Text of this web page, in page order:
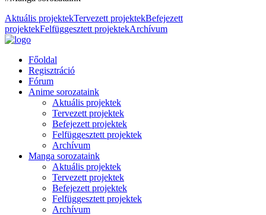
Aktuális projektekTervezett projektekBefejezett
projektekFelfüggesztett projektekArchívum
Főoldal
Regisztráció
Fórum
Anime sorozataink
Aktuális projektek
Tervezett projektek
Befejezett projektek
Felfüggesztett projektek
Archívum
Manga sorozataink
Aktuális projektek
Tervezett projektek
Befejezett projektek
Felfüggesztett projektek
Archívum